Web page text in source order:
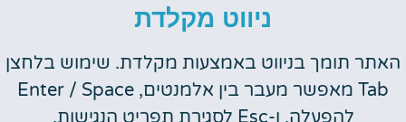
ניווט מקלדת
האתר תומך בניווט באמצעות מקלדת. שימוש בלחצן
Tab מאפשר מעבר בין אלמנטים, Enter / Space
להפעלה, ו-Esc לסגירת תפריט הנגישות.